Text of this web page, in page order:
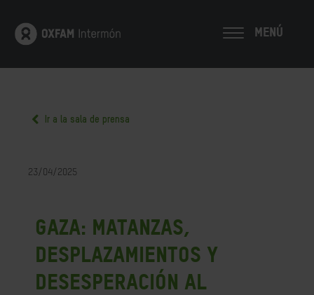
MENÚ
Ir a la sala de prensa
23/04/2025
Gaza: matanzas,
desplazamientos y
desesperación al